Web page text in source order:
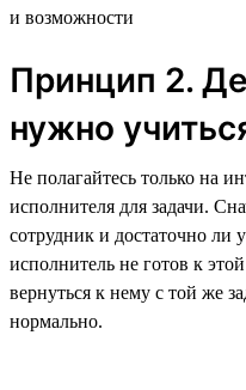
и возможности
Принцип 2.
нужно
Не полагайтесь только на
исполнителя для задачи.
сотрудник и достаточно ли
исполнитель не готов к
вернуться к нему с той же
нормально.